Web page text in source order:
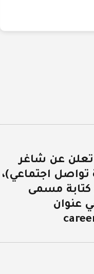
تعلن عن شاغر
اجتماعي)،
كتابة مسمى
عنوان